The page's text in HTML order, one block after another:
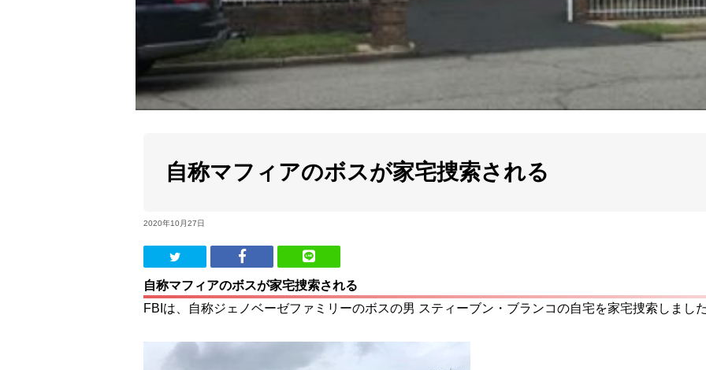
自称マフィアのボスが家宅捜索される
2020年10月27日
自称マフィアのボスが家宅捜索される
FBIは、自称ジェノベーゼファミリーのボスの男 スティーブン・ブランコの自宅を家宅捜索しまし